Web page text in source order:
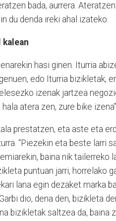
bada, aurrera.
du denda ireki ahal izateko.
kalean
hasi ginen. Iturria
edo Iturria bizikletak,
izenak jartzea
atera zen, zure bike izena”.
prestatzen, eta aste eta
“Piezekin eta beste larri
baina nik tailerreko
puntuan jarri, horrelako
lana egin dezaket marka
dio, dena den, bizikleta
bizikletak saltzea da, baina